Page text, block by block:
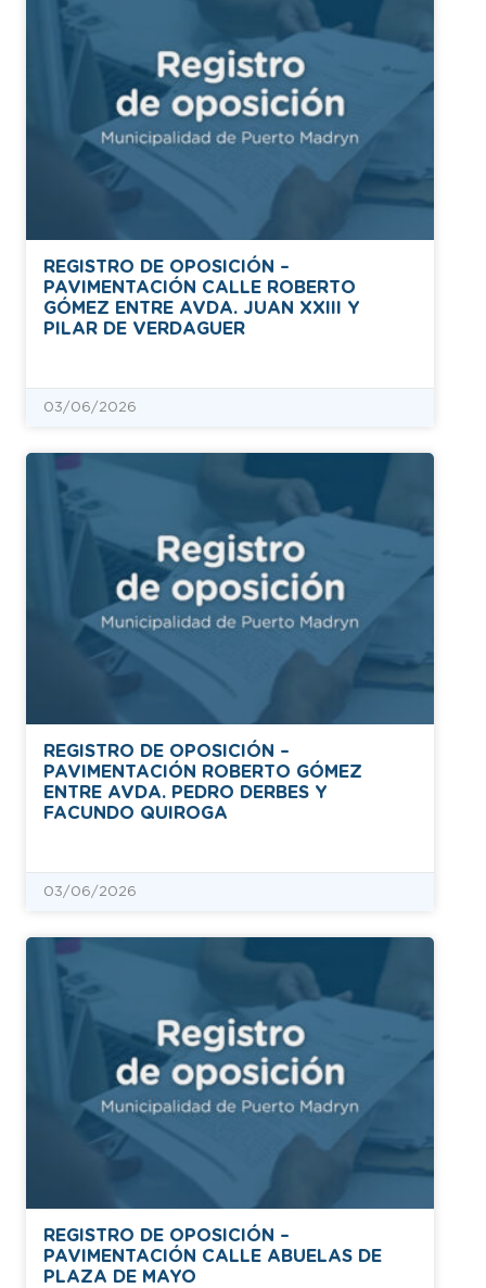
REGISTRO DE OPOSICIÓN –
PAVIMENTACIÓN CALLE ROBERTO
GÓMEZ ENTRE AVDA. JUAN XXIII Y
PILAR DE VERDAGUER
03/06/2026
REGISTRO DE OPOSICIÓN –
PAVIMENTACIÓN ROBERTO GÓMEZ
ENTRE AVDA. PEDRO DERBES Y
FACUNDO QUIROGA
03/06/2026
REGISTRO DE OPOSICIÓN –
PAVIMENTACIÓN CALLE ABUELAS DE
PLAZA DE MAYO